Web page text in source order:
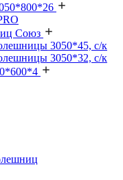
Союз
3050*45, с/к
3050*32, с/к